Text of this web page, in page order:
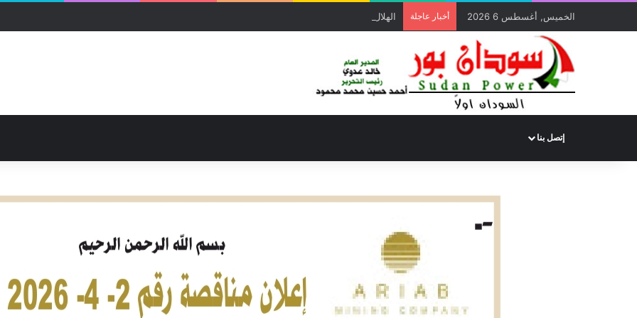
الخميس, أغسطس 6 2026 أخبار عاجلة الهلال الأحمر السوداني يوزع (1000) سلة غذائية للأسر المتأثرة بالحرب بمحلية شرق النيل
إتصل بنا